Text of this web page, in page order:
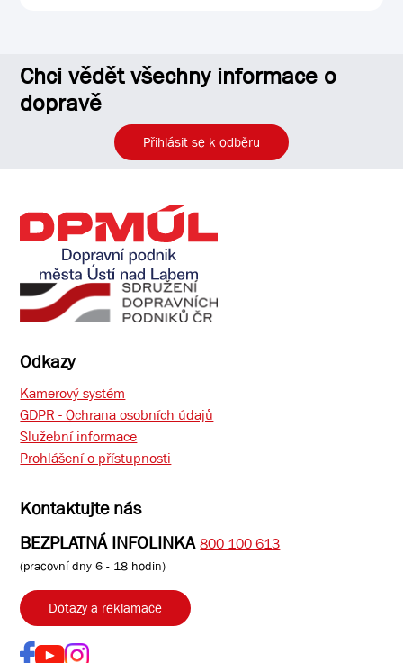
Chci vědět všechny informace o
dopravě
Přihlásit se k odběru
Odkazy
Kamerový systém
GDPR - Ochrana osobních údajů
Služební informace
Prohlášení o přístupnosti
Kontaktujte nás
BEZPLATNÁ INFOLINKA 800 100 613
(pracovní dny 6 - 18 hodin)
Dotazy a reklamace